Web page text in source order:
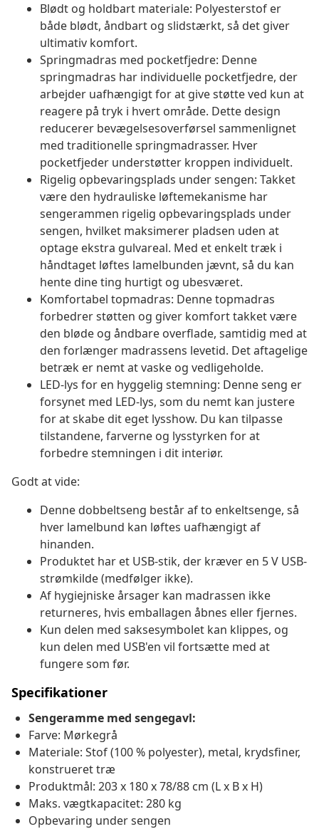
Blødt og holdbart materiale: Polyesterstof er
både blødt, åndbart og slidstærkt, så det giver
ultimativ komfort.
Springmadras med pocketfjedre: Denne
springmadras har individuelle pocketfjedre, der
arbejder uafhængigt for at give støtte ved kun at
reagere på tryk i hvert område. Dette design
reducerer bevægelsesoverførsel sammenlignet
med traditionelle springmadrasser. Hver
pocketfjeder understøtter kroppen individuelt.
Rigelig opbevaringsplads under sengen: Takket
være den hydrauliske løftemekanisme har
sengerammen rigelig opbevaringsplads under
sengen, hvilket maksimerer pladsen uden at
optage ekstra gulvareal. Med et enkelt træk i
håndtaget løftes lamelbunden jævnt, så du kan
hente dine ting hurtigt og ubesværet.
Komfortabel topmadras: Denne topmadras
forbedrer støtten og giver komfort takket være
den bløde og åndbare overflade, samtidig med at
den forlænger madrassens levetid. Det aftagelige
betræk er nemt at vaske og vedligeholde.
LED-lys for en hyggelig stemning: Denne seng er
forsynet med LED-lys, som du nemt kan justere
for at skabe dit eget lysshow. Du kan tilpasse
tilstandene, farverne og lysstyrken for at
forbedre stemningen i dit interiør.
Godt at vide:
Denne dobbeltseng består af to enkeltsenge, så
hver lamelbund kan løftes uafhængigt af
hinanden.
Produktet har et USB-stik, der kræver en 5 V USB-
strømkilde (medfølger ikke).
Af hygiejniske årsager kan madrassen ikke
returneres, hvis emballagen åbnes eller fjernes.
Kun delen med saksesymbolet kan klippes, og
kun delen med USB'en vil fortsætte med at
fungere som før.
Specifikationer
Sengeramme med sengegavl:
Farve: Mørkegrå
Materiale: Stof (100 % polyester), metal, krydsfiner,
konstrueret træ
Produktmål: 203 x 180 x 78/88 cm (L x B x H)
Maks. vægtkapacitet: 280 kg
Opbevaring under sengen